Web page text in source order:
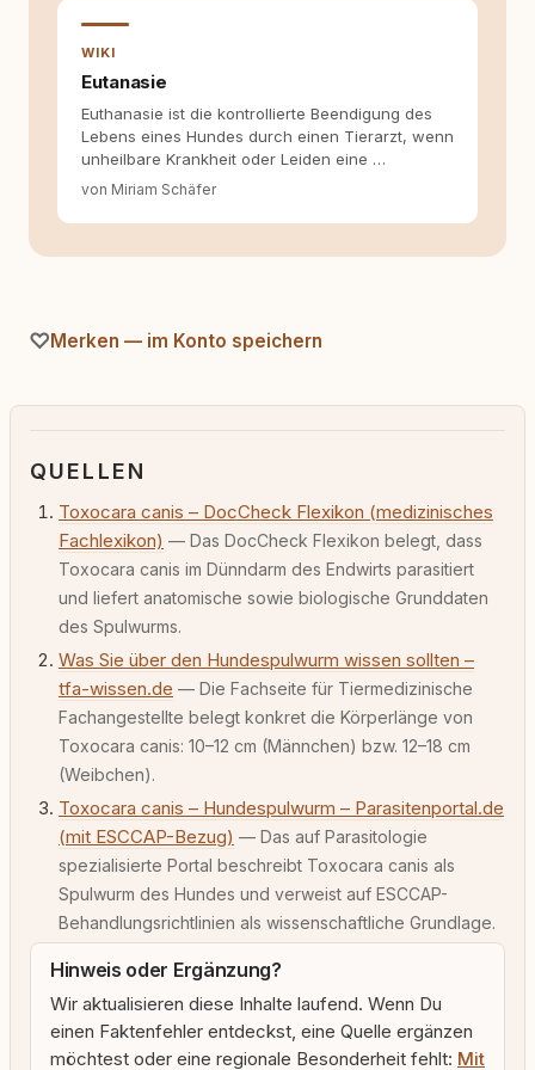
WIKI
Eutanasie
Euthanasie ist die kontrollierte Beendigung des
Lebens eines Hundes durch einen Tierarzt, wenn
unheilbare Krankheit oder Leiden eine …
von Miriam Schäfer
Merken — im Konto speichern
QUELLEN
Toxocara canis – DocCheck Flexikon (medizinisches
Fachlexikon) — Das DocCheck Flexikon belegt, dass
Toxocara canis im Dünndarm des Endwirts parasitiert
und liefert anatomische sowie biologische Grunddaten
des Spulwurms.
Was Sie über den Hundespulwurm wissen sollten –
tfa-wissen.de — Die Fachseite für Tiermedizinische
Fachangestellte belegt konkret die Körperlänge von
Toxocara canis: 10–12 cm (Männchen) bzw. 12–18 cm
(Weibchen).
Toxocara canis – Hundespulwurm – Parasitenportal.de
(mit ESCCAP-Bezug) — Das auf Parasitologie
spezialisierte Portal beschreibt Toxocara canis als
Spulwurm des Hundes und verweist auf ESCCAP-
Behandlungsrichtlinien als wissenschaftliche Grundlage.
Hinweis oder Ergänzung?
Wir aktualisieren diese Inhalte laufend. Wenn Du
einen Faktenfehler entdeckst, eine Quelle ergänzen
möchtest oder eine regionale Besonderheit fehlt: Mit